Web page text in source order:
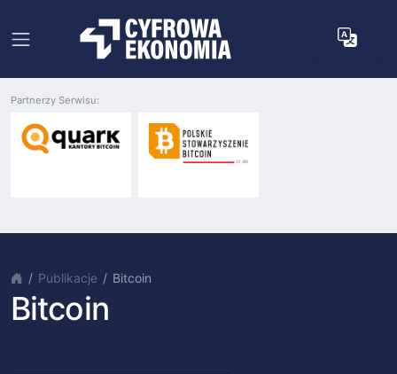
Partnerzy Serwisu:
Publikacje Bitcoin
Bitcoin